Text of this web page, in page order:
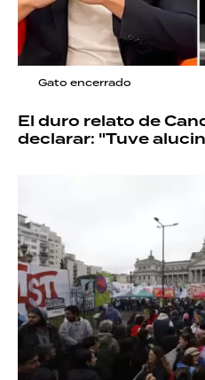
Gato encerrado
El duro relato de
declarar: "Tuve